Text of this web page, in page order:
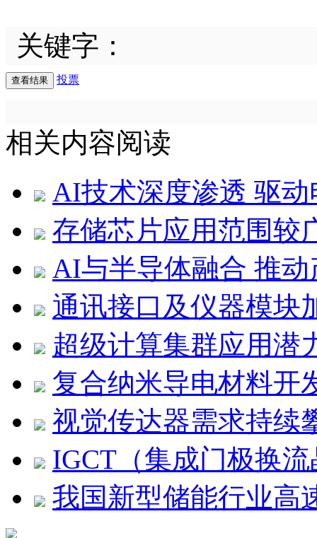
关键字：
投票
相关内容阅读
AI技术深度渗透 驱
存储芯片应用范围较
AI与半导体融合 推动
通讯接口及仪器模块
超级计算集群应用潜
复合纳米导电材料开
视觉传达器需求持续
IGCT（集成门极换
我国新型储能行业高